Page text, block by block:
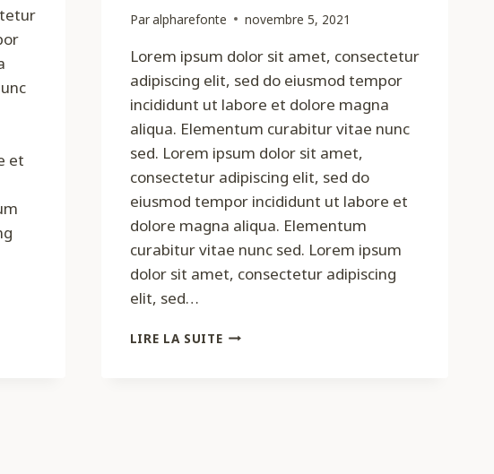
et
Paralpharefonte novembre 5, 2021
Lorem ipsum dolor sit amet, consectetur
adipiscing elit, sed do eiusmod tempor
incididunt ut labore et dolore magna
aliqua. Elementum curabitur vitae nunc
sed. Lorem ipsum dolor sit amet,
consectetur adipiscing elit, sed do
eiusmod tempor incididunt ut labore et
dolore magna aliqua. Elementum
curabitur vitae nunc sed. Lorem ipsum
dolor sit amet, consectetur adipiscing
elit, sed…
LIRE LA SUITEREMOTE